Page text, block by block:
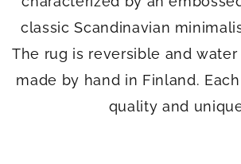
classic Scandinavian
The rug is reversible and
made by hand in Finland.
quality and